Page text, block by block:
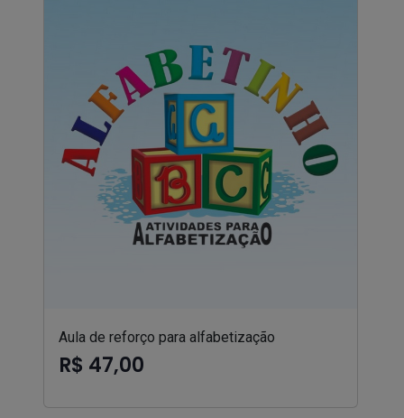
Aula de reforço para alfabetização
R$ 47,00